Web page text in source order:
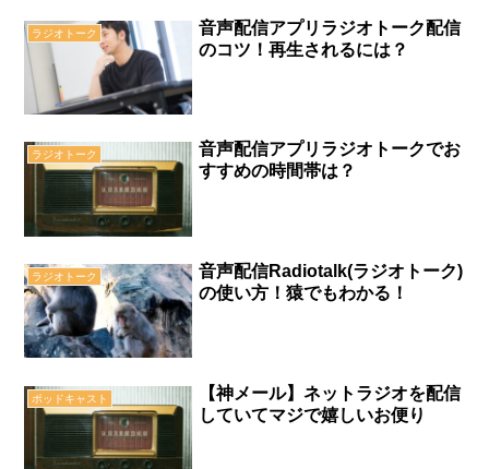
ラジオトーク
音声配信アプリラジオトーク配信
のコツ！再生されるには？
ラジオトーク
音声配信アプリラジオトークでお
すすめの時間帯は？
ラジオトーク
音声配信Radiotalk(ラジオトーク)
の使い方！猿でもわかる！
ポッドキャスト
【神メール】ネットラジオを配信
していてマジで嬉しいお便り